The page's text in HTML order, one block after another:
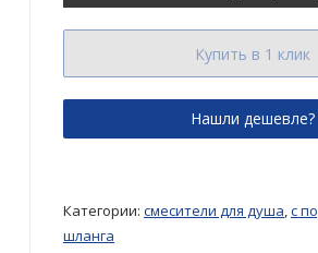
Купить в 1 клик
Категории: смесители для душа,с
шланга